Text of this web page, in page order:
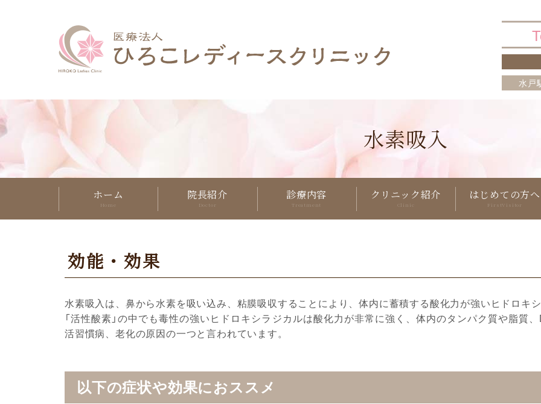
水戸
水素吸入
ホーム 院長紹介 診療内容 クリニック紹介 はじめての方へ
効能・効果
水素吸入は、鼻から水素を吸い込み、粘膜吸収することにより、体内に蓄積する酸化力が強いヒドロキ
「活性酸素」の中でも毒性の強いヒドロキシラジカルは酸化力が非常に強く、体内のタンパク質や脂質
活習慣病、老化の原因の一つと言われています。
以下の症状や効果におススメ